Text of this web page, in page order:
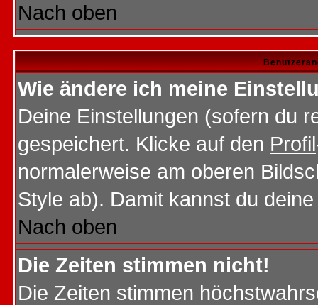
Nach oben
Wie ändere ich meine
Deine Einstellungen (sofern du
gespeichert. Klicke auf den Profil
normalerweise am oberen
Style ab). Damit kannst du
Nach oben
Die Zeiten stimmen nicht!
Die Zeiten stimmen